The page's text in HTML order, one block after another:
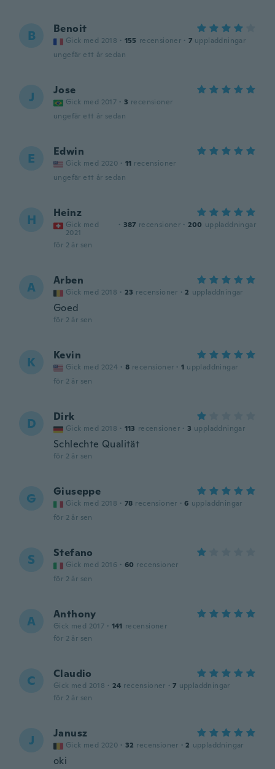
B Benoit
Gick med 2018 · 155 recensioner · 7 uppladdningar
ungefär ett år sedan
J Jose
Gick med 2017 · 3 recensioner
ungefär ett år sedan
E Edwin
Gick med 2020 · 11 recensioner
ungefär ett år sedan
H Heinz
Gick med
2021
· 387 recensioner · 200 uppladdningar
för 2 år sen
A Arben
Gick med 2018 · 23 recensioner · 2 uppladdningar
Goed
för 2 år sen
K Kevin
Gick med 2024 · 8 recensioner · 1 uppladdningar
för 2 år sen
D Dirk
Gick med 2018 · 113 recensioner · 3 uppladdningar
Schlechte Qualität
för 2 år sen
G Giuseppe
Gick med 2018 · 78 recensioner · 6 uppladdningar
för 2 år sen
S Stefano
Gick med 2016 · 60 recensioner
för 2 år sen
A Anthony
Gick med 2017 · 141 recensioner
för 2 år sen
C Claudio
Gick med 2018 · 24 recensioner · 7 uppladdningar
för 2 år sen
J Janusz
Gick med 2020 · 32 recensioner · 2 uppladdningar
oki